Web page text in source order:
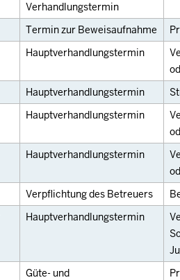
Verhandlungstermin
Termin zur Beweisaufnahme
Hauptverhandlungstermin
Hauptverhandlungstermin
Hauptverhandlungstermin
Hauptverhandlungstermin
Verpflichtung des Betreuers
Hauptverhandlungstermin
Güte- und